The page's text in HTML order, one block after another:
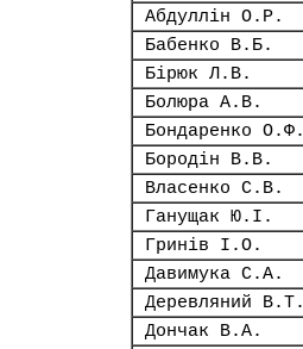
Абдуллін О.Р.
Бабенко В.Б.
Бірюк Л.В.
Болюра А.В.
Бондаренко О.Ф.
Бородін В.В.
Власенко С.В.
Ганущак Ю.І.
Гринів І.О.
Давимука С.А.
Деревляний В.Т.
Дончак В.А.